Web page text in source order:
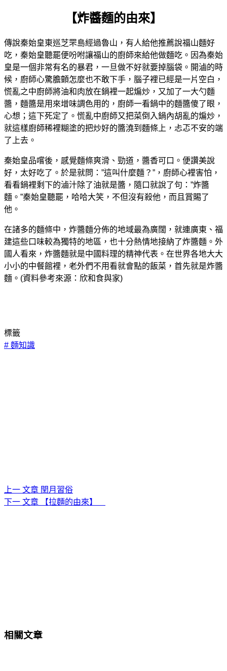
【炸醬麵的由來】
傳說秦始皇東巡芝罘島經過魯山，有人給他推薦說福山麵好
吃，秦始皇聽罷便吩咐讓福山的廚師來給他做麵吃。因為秦始
皇是一個非常有名的暴君，一旦做不好就要掉腦袋。開滷的時
候，廚師心驚膽顫怎麼也不敢下手，腦子裡已經是一片空白，
慌亂之中廚師將油和肉放在鍋裡一起煸炒，又加了一大勺麵
醬，麵醬是用來增味調色用的，廚師一看鍋中的麵醬傻了眼，
心想；這下死定了。慌亂中廚師又把菜倒入鍋內胡亂的煸炒，
就這樣廚師稀裡糊塗的把炒好的醬澆到麵條上，忐忑不安的端
了上去。
秦始皇品嚐後，感覺麵條爽滑、勁道，醬香可口。便讚美說
好，太好吃了。於是就問：”這叫什麼麵？”，廚師心裡害怕，
看看鍋裡剩下的滷汁除了油就是醬，隨口就說了句：”炸醬
麵。”秦始皇聽罷，哈哈大笑，不但沒有殺他，而且賞賜了
他。
在諸多的麵條中，炸醬麵分佈的地域最為廣闊，就連廣東、福
建這些口味較為獨特的地區，也十分熱情地接納了炸醬麵。外
國人看來，炸醬麵就是中國料理的精神代表。在世界各地大大
小小的中餐館裡，老外們不用看就會點的飯菜，首先就是炸醬
麵。(資料參考來源：欣和食與家)
標籤
# 麵知識
上一 文章 閏月習俗
下一 文章 【拉麵的由來】
相關文章